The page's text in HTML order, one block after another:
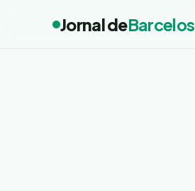
Jornal deBarcelos